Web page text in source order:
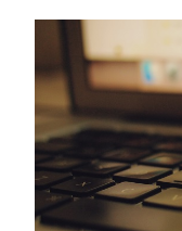
Teoranta